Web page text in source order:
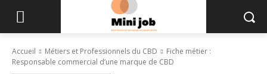
Accueil Métiers et Professionnels du CBD
Fiche métier :
Responsable commercial d’une marque de CBD